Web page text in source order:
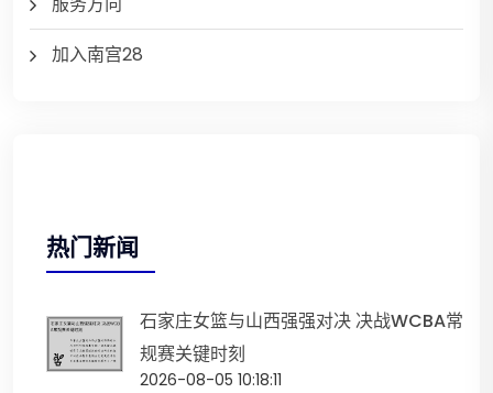
加入南宫28
热门新闻
石家庄女篮与山西强强对决 决战WCBA常
规赛关键时刻
2026-08-05 10:18:11